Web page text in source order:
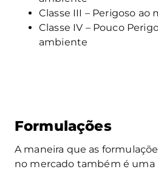
Classe III – Perigoso ao
Classe IV – Pouco
ambiente
Formulações
A maneira que as
no mercado também é uma